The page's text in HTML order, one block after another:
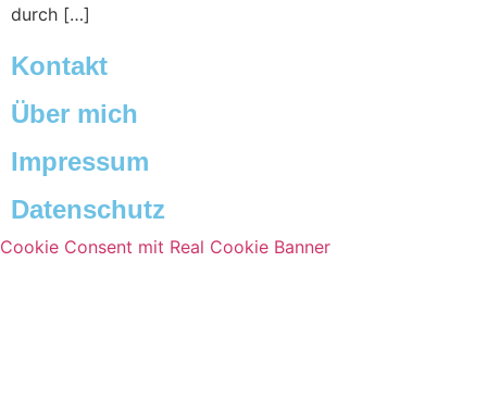
durch […]
Kontakt
Über mich
Impressum
Datenschutz
Cookie Consent mit Real Cookie Banner